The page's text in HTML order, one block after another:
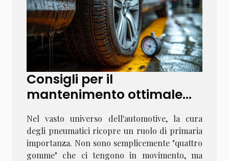
Consigli per il
mantenimento ottimale
estendere la vita utile dei
tuoi pneumatici
Nel vasto universo dell'automotive, la cura
degli pneumatici ricopre un ruolo di primaria
importanza. Non sono semplicemente "quattro
gomme" che ci tengono in movimento, ma